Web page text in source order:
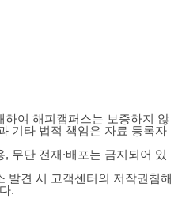
하여 해피캠퍼스는 보증하지 않
기타 법적 책임은 자료 등록자
무단 전재∙배포는 금지되어 있
발견 시 고객센터의 저작권침해
.